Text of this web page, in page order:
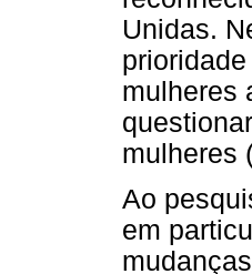
Unidas.
mulheres
mulheres
Ao
em